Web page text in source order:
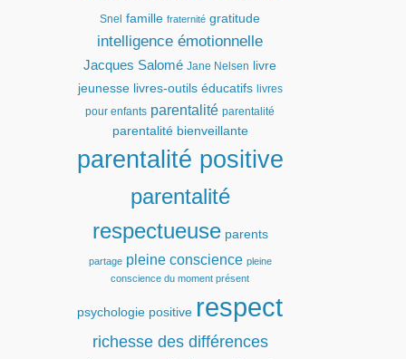
Snel famille fraternité gratitude
intelligence émotionnelle
Jacques Salomé Jane Nelsen
livre
jeunesse livres-outils éducatifs livres
pour enfants parentalité parentalité
parentalité bienveillante
parentalité positive
parentalité
respectueuse parents
partage pleine conscience pleine
conscience du moment présent
psychologie positive respect
richesse des différences